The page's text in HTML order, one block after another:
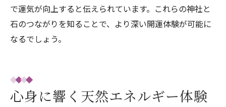
で運気が向上すると伝えられています。これらの神社と
石のつながりを知ることで、より深い開運体験が可能に
なるでしょう。
心身に響く天然エネルギー体験